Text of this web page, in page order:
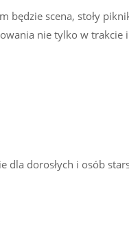
będzie scena, stoły
nie tylko w
dla dorosłych i osób